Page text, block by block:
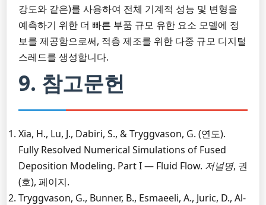
강도와 같은)를 사용하여 전체 기계적 성능 및 변형을
예측하기 위한 더 빠른 부품 규모 유한 요소 모델에 정
보를 제공함으로써, 적층 제조를 위한 다중 규모 디지털
스레드를 생성합니다.
9. 참고문헌
Xia, H., Lu, J., Dabiri, S., & Tryggvason, G. (연도).
Fully Resolved Numerical Simulations of Fused
Deposition Modeling. Part I — Fluid Flow. 저널명, 권
(호), 페이지.
Tryggvason, G., Bunner, B., Esmaeeli, A., Juric, D., Al-